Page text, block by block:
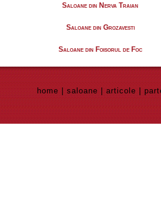
Saloane din Nerva Traian
Saloane din Grozavesti
Saloane din Foisorul de Foc
home saloane articole